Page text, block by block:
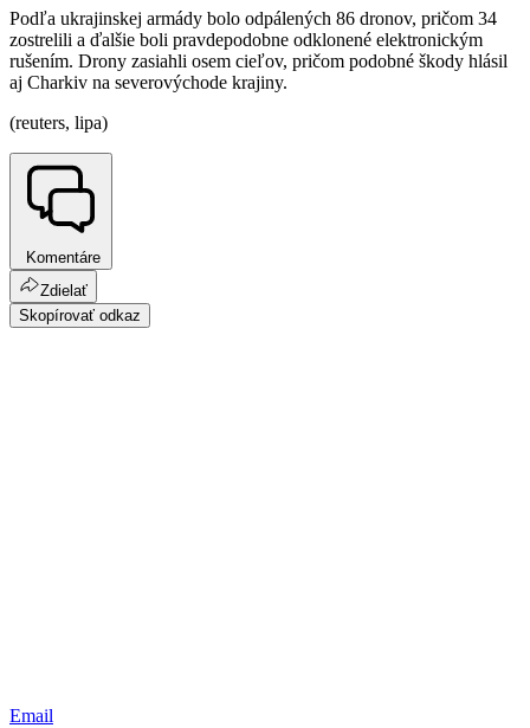
Podľa ukrajinskej armády bolo odpálených 86 dronov, pričom 34
zostrelili a ďalšie boli pravdepodobne odklonené elektronickým
rušením. Drony zasiahli osem cieľov, pričom podobné škody hlásil
aj Charkiv na severovýchode krajiny.
(reuters, lipa)
Komentáre
Zdielať
Skopírovať odkaz
Email